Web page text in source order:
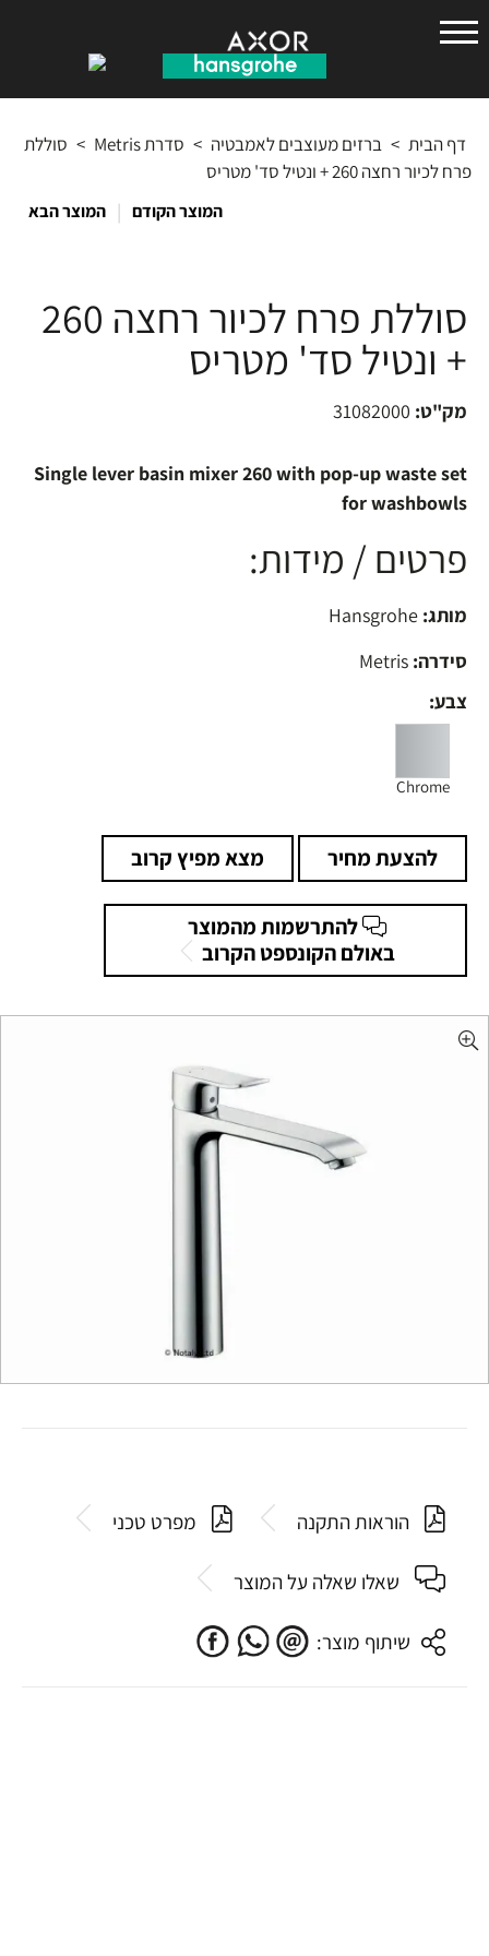
גרואה
דף הבית > ברזים מעוצבים לאמבטיה > סדרת Metris > סוללת
פרח לכיור רחצה 260 + ונטיל סד' מטריס
המוצר הקודם | המוצר הבא
סוללת פרח לכיור רחצה 260
+ ונטיל סד' מטריס
מק"ט: 31082000
Single lever basin mixer 260 with pop-up waste set
for washbowls
פרטים / מידות:
מותג:
סידרה:
צבע:
Chrome
להצעת מחיר מצא מפיץ קרוב
להתרשמות מהמוצר
באולם הקונספט הקרוב
הוראות התקנה מפרט טכני
שאלו שאלה על המוצר
שיתוף מוצר: